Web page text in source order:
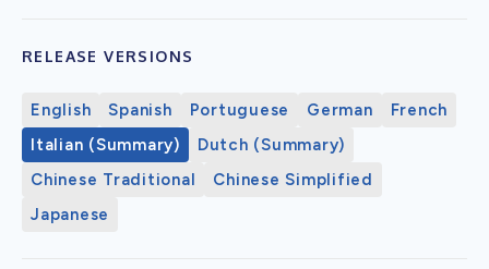
RELEASE VERSIONS
English Spanish Portuguese German
French
Italian (Summary)
Dutch (Summary)
Chinese Traditional
Chinese Simplified
Japanese